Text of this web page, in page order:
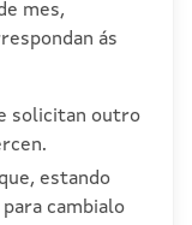
mes,
ás
solicitan outro
estando
cambialo